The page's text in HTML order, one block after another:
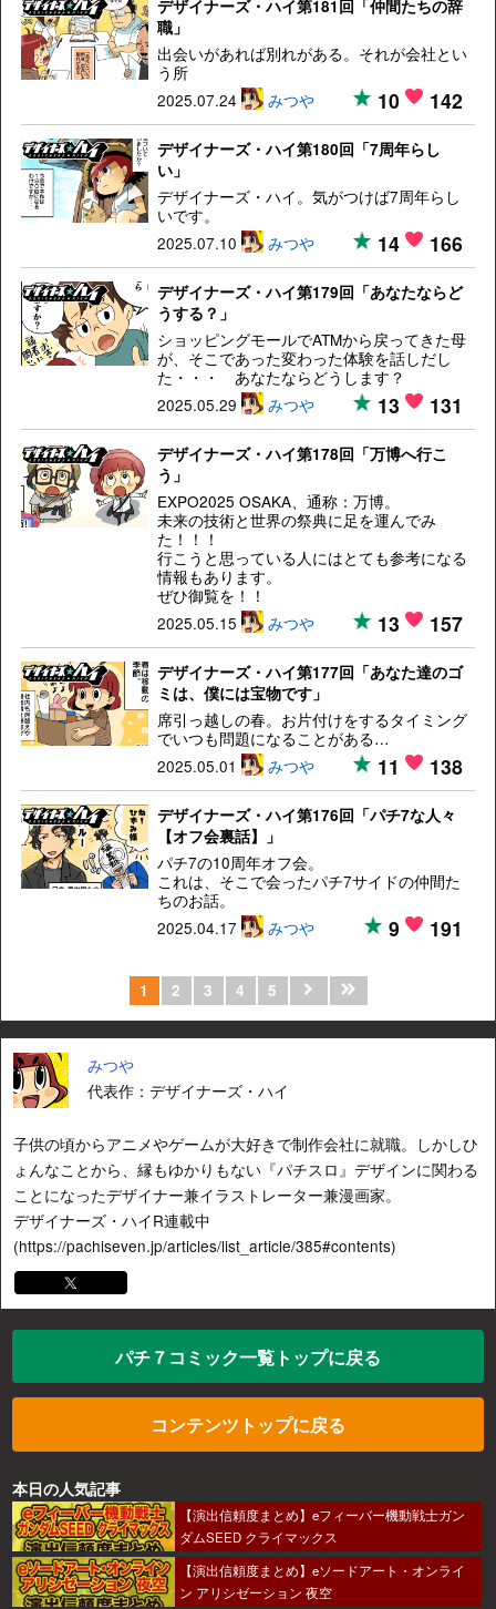
デザイナーズ・ハイ第181回「仲間たちの辞
職」
出会いがあれば別れがある。それが会社とい
う所
2025.07.24
みつや 10 142
デザイナーズ・ハイ第180回「7周年らし
い」
デザイナーズ・ハイ。気がつけば7周年らし
いです。
2025.07.10
みつや 14 166
デザイナーズ・ハイ第179回「あなたならど
うする？」
ショッピングモールでATMから戻ってきた母
が、そこであった変わった体験を話しだし
た・・・ あなたならどうします？
2025.05.29
みつや 13 131
デザイナーズ・ハイ第178回「万博へ行こ
う」
EXPO2025 OSAKA、通称：万博。
未来の技術と世界の祭典に足を運んでみ
た！！！
行こうと思っている人にはとても参考になる
情報もあります。
ぜひ御覧を！！
2025.05.15
みつや 13 157
デザイナーズ・ハイ第177回「あなた達のゴ
ミは、僕には宝物です」
席引っ越しの春。お片付けをするタイミング
でいつも問題になることがある…
2025.05.01
みつや 11 138
デザイナーズ・ハイ第176回「パチ7な人々
【オフ会裏話】」
パチ7の10周年オフ会。
これは、そこで会ったパチ7サイドの仲間た
ちのお話。
2025.04.17
みつや 9 191
1 2 3 4 5
みつや
代表作：デザイナーズ・ハイ
子供の頃からアニメやゲームが大好きで制作会社に就職。しかしひ
ょんなことから、縁もゆかりもない『パチスロ』デザインに関わる
ことになったデザイナー兼イラストレーター兼漫画家。
デザイナーズ・ハイR連載中
(https://pachiseven.jp/articles/list_article/385#contents)
パチ７コミック一覧トップに戻る
コンテンツトップに戻る
本日の人気記事
【演出信頼度まとめ】eフィーバー機動戦士ガン
ダムSEED クライマックス
【演出信頼度まとめ】eソードアート・オンライ
ン アリシゼーション 夜空